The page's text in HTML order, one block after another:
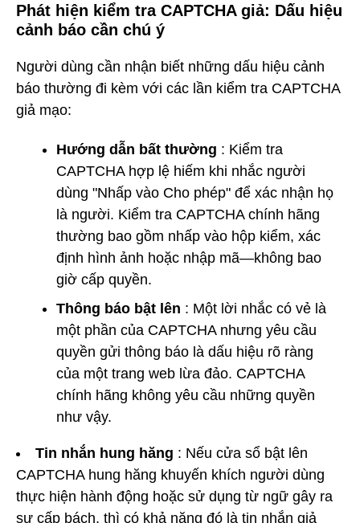
Phát hiện kiểm tra CAPTCHA giả: Dấu hiệu
cảnh báo cần chú ý
Người dùng cần nhận biết những dấu hiệu cảnh
báo thường đi kèm với các lần kiểm tra CAPTCHA
giả mạo:
Hướng dẫn bất thường : Kiểm tra
CAPTCHA hợp lệ hiếm khi nhắc người
dùng "Nhấp vào Cho phép" để xác nhận họ
là người. Kiểm tra CAPTCHA chính hãng
thường bao gồm nhấp vào hộp kiểm, xác
định hình ảnh hoặc nhập mã—không bao
giờ cấp quyền.
Thông báo bật lên : Một lời nhắc có vẻ là
một phần của CAPTCHA nhưng yêu cầu
quyền gửi thông báo là dấu hiệu rõ ràng
của một trang web lừa đảo. CAPTCHA
chính hãng không yêu cầu những quyền
như vậy.
Tin nhắn hung hăng : Nếu cửa sổ bật lên
CAPTCHA hung hăng khuyến khích người dùng
thực hiện hành động hoặc sử dụng từ ngữ gây ra
sự cấp bách, thì có khả năng đó là tin nhắn giả